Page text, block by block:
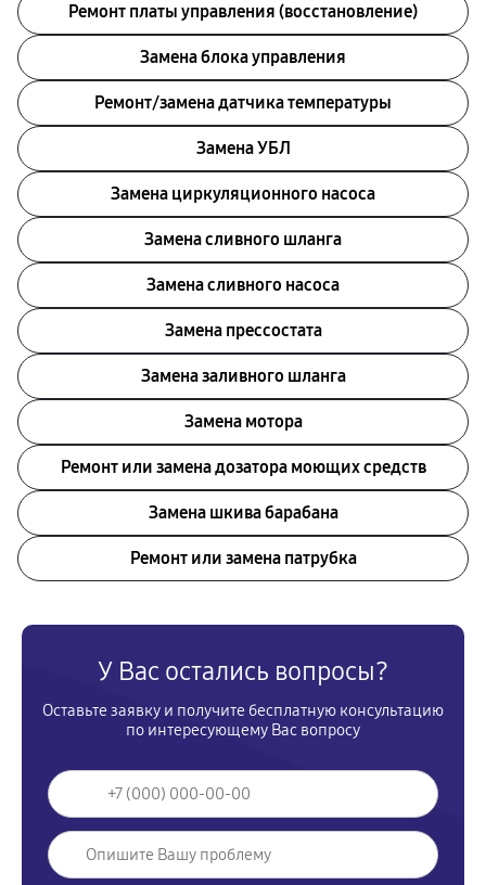
Ремонт платы управления (восстановление)
Замена блока управления
Ремонт/замена датчика температуры
Замена УБЛ
Замена циркуляционного насоса
Замена сливного шланга
Замена сливного насоса
Замена прессостата
Замена заливного шланга
Замена мотора
Ремонт или замена дозатора моющих средств
Замена шкива барабана
Ремонт или замена патрубка
У Вас остались вопросы?
Оставьте заявку и получите бесплатную консультацию
по интересующему Вас вопросу